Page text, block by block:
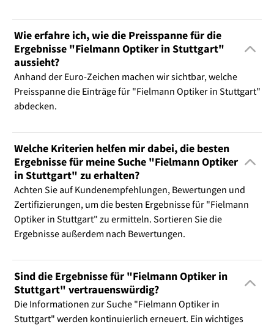
Wie erfahre ich, wie die Preisspanne für die
Ergebnisse "Fielmann Optiker in Stuttgart"
aussieht?
Anhand der Euro-Zeichen machen wir sichtbar, welche
Preisspanne die Einträge für "Fielmann Optiker in Stuttgart"
abdecken.
Welche Kriterien helfen mir dabei, die besten
Ergebnisse für meine Suche "Fielmann Optiker
in Stuttgart" zu erhalten?
Achten Sie auf Kundenempfehlungen, Bewertungen und
Zertifizierungen, um die besten Ergebnisse für "Fielmann
Optiker in Stuttgart" zu ermitteln. Sortieren Sie die
Ergebnisse außerdem nach Bewertungen.
Sind die Ergebnisse für "Fielmann Optiker in
Stuttgart" vertrauenswürdig?
Die Informationen zur Suche "Fielmann Optiker in
Stuttgart" werden kontinuierlich erneuert. Ein wichtiges